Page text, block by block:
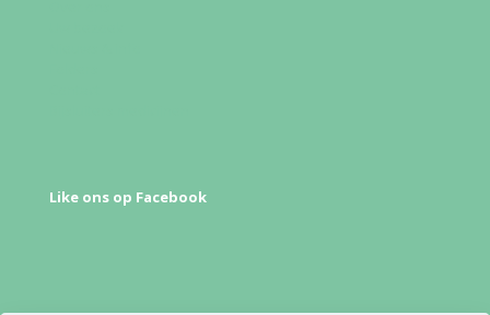
Like ons op Facebook